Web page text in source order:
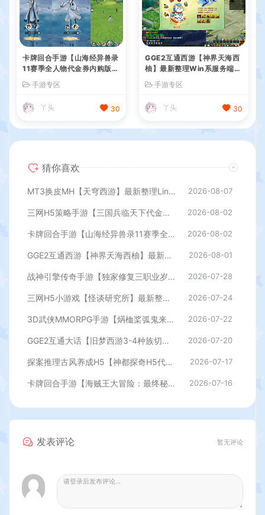
卡牌回合手游【山海经异兽录
11赛季全人物代金券内购版】
GM后台+管理后台+热更修改
工具+安卓+详细搭建教程
手游专区
丫头 30
GGE2互通西游【神界天海西
柚】最新整理Win系服务端
工具+全套源码+详细搭建教
程
手游专区
丫头 30
猜你喜欢
MT3换皮MH【天穹西游】最新整理Linux手工服务端+安卓苹果双端+GM后台+详细搭建教程+全套源码+视频教程 2026-08-07
三网H5策略手游【三国兵临天下代金券内购七合修复版】最新整理单机一键即玩镜像端+Linux手工服务端+管理后台+GM授权后台+简易安卓客户端+详细搭建教程+视频教程 2026-08-02
卡牌回合手游【山海经异兽录11赛季全人物代金券内购版】最新整理WIN系服务端+授权GM后台+管理后台+热更修改工具+安卓+详细搭建教程 2026-08-02
GGE2互通西游【神界天海西柚】最新整理Win系服务端+安卓苹果PC三端+内置GM工具+全套源码+详细搭建教程 2026-08-01
战神引擎传奇手游【独家修复三职业岁月无限刀-白猪3.0】最新整理Win系特色服务端+安卓苹果双端+GM授权后台+详细搭建教程 2026-07-28
三网H5小游戏【怪谈研究所】最新整理WIN系服务端+Linux手工服务端+详细搭建教程 2026-07-24
3D武侠MMORPG手游【焫桖桨弧鬼来7职业精修代金券内购版】最新整Linux手工服务端+安卓苹果双端+CDK授权后台+详细搭建教程 2026-07-22
GGE2互通大话【旧梦西游3-4种族切换】最新整理Win系服务端+安卓PC互通客户端+内置GM工具+全套源码+详细搭建教程 2026-07-20
探案推理古风养成H5【神都探奇H5代金券内购版】最新整理单机一键即玩镜像端+Linux手工服务端+CDK授权后台+详细搭建教程 2026-07-17
卡牌回合手游【海贼王大冒险：最终秘宝多区跨服版】最新整理单机一键即玩镜像端+Linux手工服务端+管理后台+CDK授权后台+安卓+详细搭建教程 2026-07-16
发表评论 暂无评论